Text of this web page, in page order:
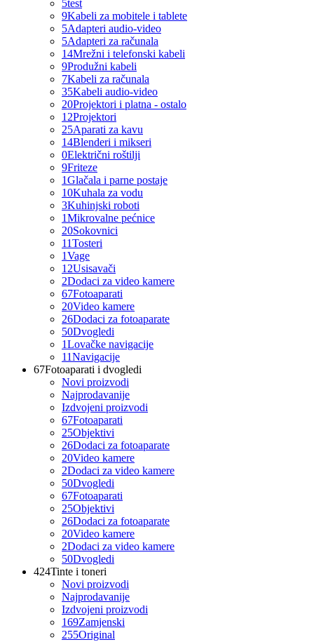
5test
9Kabeli za mobitele i tablete
5Adapteri audio-video
5Adapteri za računala
14Mrežni i telefonski kabeli
9Produžni kabeli
7Kabeli za računala
35Kabeli audio-video
20Projektori i platna - ostalo
12Projektori
25Aparati za kavu
14Blenderi i mikseri
0Električni roštilji
9Friteze
1Glačala i parne postaje
10Kuhala za vodu
3Kuhinjski roboti
1Mikrovalne pećnice
20Sokovnici
11Tosteri
1Vage
12Usisavači
2Dodaci za video kamere
67Fotoaparati
20Video kamere
26Dodaci za fotoaparate
50Dvogledi
1Lovačke navigacije
11Navigacije
67Fotoaparati i dvogledi
Novi proizvodi
Najprodavanije
Izdvojeni proizvodi
67Fotoaparati
25Objektivi
26Dodaci za fotoaparate
20Video kamere
2Dodaci za video kamere
50Dvogledi
67Fotoaparati
25Objektivi
26Dodaci za fotoaparate
20Video kamere
2Dodaci za video kamere
50Dvogledi
424Tinte i toneri
Novi proizvodi
Najprodavanije
Izdvojeni proizvodi
169Zamjenski
255Original